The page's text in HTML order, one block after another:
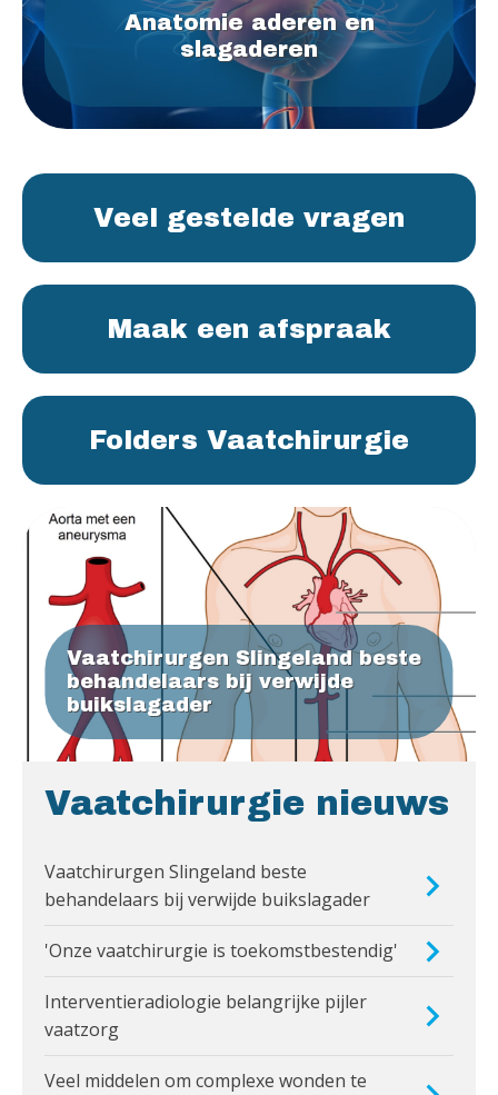
Anatomie aderen en
slagaderen
Veel gestelde vragen
Maak een afspraak
Folders Vaatchirurgie
Vaatchirurgen Slingeland beste
behandelaars bij verwijde
buikslagader
Vaatchirurgie nieuws
Vaatchirurgen Slingeland beste
behandelaars bij verwijde buikslagader
'Onze vaatchirurgie is toekomstbestendig'
Interventieradiologie belangrijke pijler
vaatzorg
Veel middelen om complexe wonden te